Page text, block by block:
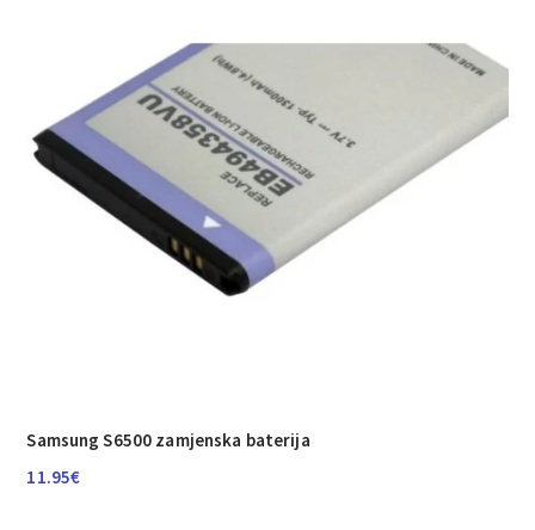
Samsung S6500 zamjenska baterija
11.95€